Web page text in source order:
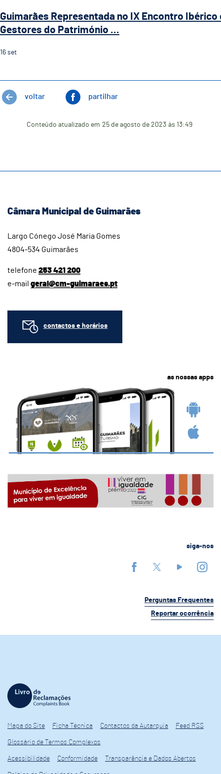
Guimarães Representada no IX Encontro Ibérico
Gestores do Património ...
16 set
voltar partilhar
Conteúdo atualizado em 25 de agosto de 2023 às 13:49
Câmara Municipal de Guimarães
Largo Cónego José Maria Gomes
4804-534 Guimarães
telefone 253 421 200
e-mail geral@cm-guimaraes.pt
contactos e horários
as nossas apps
siga-nos
Perguntas Frequentes
Reportar ocorrência
Mapa do Site Ficha Técnica Contactos da Autarquia Feed RSS
Glossário de Termos Complexos
Acessibilidade Conformidade Transparência e Dados Abertos